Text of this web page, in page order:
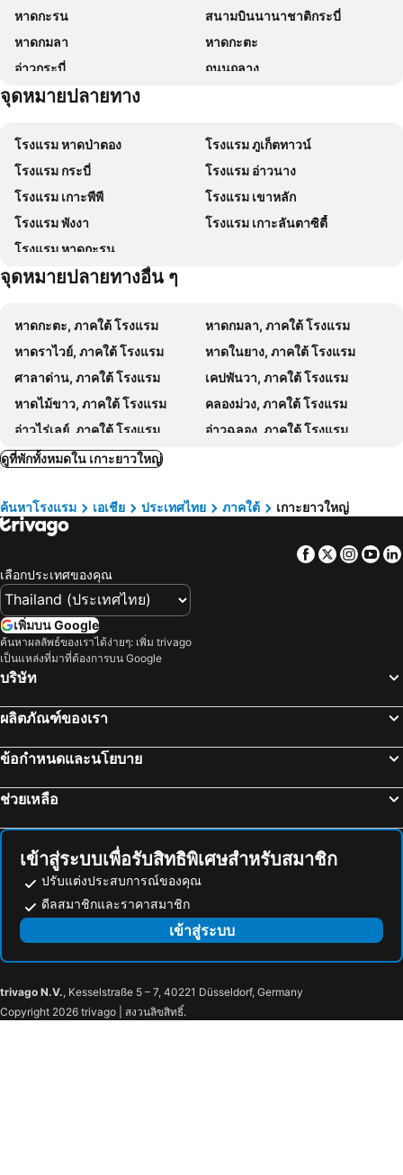
หาดกะรน
สนามบินนานาชาติกระบี่
หาดกมลา
หาดกะตะ
อ่าวกระบี่
ถนนถลาง
หาดไม้ขาว
หาดพระแอะ
หาดในทอน
หน้าหาดพระนาง
หาดนพรัตน์ธารา
วัดฉลอง
หาดไม้ง้าว (หาดฟรีด้อม)
มีช่องลุง
เกาะยาวใหญ่
เกาะรังใหญ่
เกาะไข่
หาดสุรินทร์
เกาะตะปู
สุเมธ เกาะลันตาใหญ่ ซาฟารี
สระมรกต
Esa & Ped Massage
อ่าวมาหยา
พระพุทธมิ่งมงคลเอกนาคคีรี
จุดหมายปลายทาง
โรงแรม หาดป่าตอง
โรงแรม ภูเก็ตทาวน์
โรงแรม กระบี่
โรงแรม อ่าวนาง
โรงแรม เกาะพีพี
โรงแรม เขาหลัก
โรงแรม พังงา
โรงแรม เกาะลันตาซิตี้
โรงแรม หาดกะรน
จุดหมายปลายทางอื่น ๆ
หาดกะตะ, ภาคใต้ โรงแรม
หาดกมลา, ภาคใต้ โรงแรม
หาดราไวย์, ภาคใต้ โรงแรม
หาดในยาง, ภาคใต้ โรงแรม
ศาลาด่าน, ภาคใต้ โรงแรม
เคปพันวา, ภาคใต้ โรงแรม
หาดไม้ขาว, ภาคใต้ โรงแรม
คลองม่วง, ภาคใต้ โรงแรม
อ่าวไร่เลย์, ภาคใต้ โรงแรม
อ่าวฉลอง, ภาคใต้ โรงแรม
เกาะยาวน้อย, ภาคใต้ โรงแรม
เกาะไหง, ภาคใต้ โรงแรม
หาดในทอน, ภาคใต้ โรงแรม
หาดในหาน, ภาคใต้ โรงแรม
หาดนพรัตน์ธารา, ภาคใต้ โรงแรม
หาดใหญ่, ภาคใต้ โรงแรม
สงขลา, ภาคใต้ โรงแรม
พัทลุง, ภาคใต้ โรงแรม
เกาะเหลาเหลียง, ภาคใต้ โรงแรม
เชียงใหม่, ภาคเหนือ โรงแรม
กาญจนบุรี, ภาคกลาง โรงแรม
ดูที่พักทั้งหมดใน เกาะยาวใหญ่
ค้นหาโรงแรม เอเชีย ประเทศไทย ภาคใต้ เกาะยาวใหญ่
Facebook
Twitter
เลือกประเทศของคุณ
เพิ่มบน Google
ค้นหาผลลัพธ์ของเราได้ง่ายๆ: เพิ่ม trivago
เป็นแหล่งที่มาที่ต้องการบน Google
บริษัท
ผลิตภัณฑ์ของเรา
ข้อกำหนดและนโยบาย
ช่วยเหลือ
เข้าสู่ระบบเพื่อรับสิทธิพิเศษสำหรับสมาชิก
ปรับแต่งประสบการณ์ของคุณ
ดีลสมาชิกและราคาสมาชิก
เข้าสู่ระบบ
trivago N.V., Kesselstraße 5 – 7, 40221 Düsseldorf, Germany
Copyright 2026 trivago | สงวนลิขสิทธิ์.